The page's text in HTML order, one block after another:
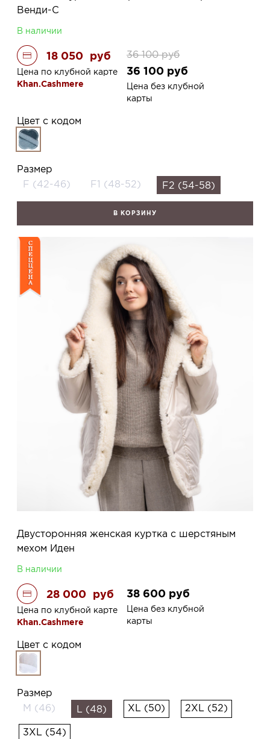
Венди-С
В наличии
18 050 руб
Цена по клубной карте
Khan.Cashmere
36 100 руб
36 100 руб
Цена без клубной
карты
Цвет с кодом
Размер
F (42-46)
F1 (48-52) F2 (54-58)
В КОРЗИНУ
Двусторонняя женская куртка с шерстяным
мехом Иден
В наличии
28 000 руб
Цена по клубной карте
Khan.Cashmere
38 600 руб
Цена без клубной
карты
Цвет с кодом
Размер
M (46)
L (48) XL (50) 2XL (52)
3XL (54)